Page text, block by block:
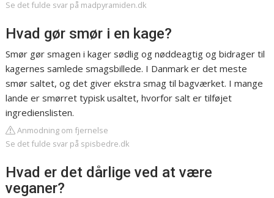
Se det fulde svar på madpyramiden.dk
Hvad gør smør i en kage?
Smør gør smagen i kager sødlig og nøddeagtig og bidrager til
kagernes samlede smagsbillede. I Danmark er det meste
smør saltet, og det giver ekstra smag til bagværket. I mange
lande er smørret typisk usaltet, hvorfor salt er tilføjet
ingredienslisten.
Anmodning om fjernelse
Se det fulde svar på spisbedre.dk
Hvad er det dårlige ved at være
veganer?